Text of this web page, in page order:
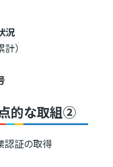
況
）
的な取組②
認証の取得